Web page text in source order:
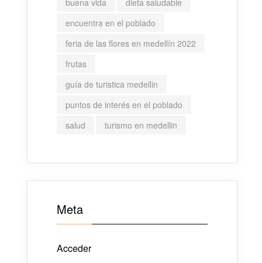
buena vida
dieta saludable
encuentra en el poblado
feria de las flores en medellín 2022
frutas
guía de turistica medellin
puntos de interés en el poblado
salud
turismo en medellin
Meta
Acceder